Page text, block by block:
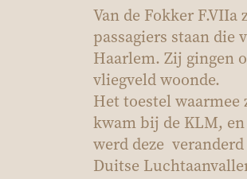
Van de Fokker F.VIIa
passagiers staan die
Haarlem. Zij gingen
vliegveld woonde.
Het toestel waarmee
kwam bij de KLM,
werd deze
Duitse